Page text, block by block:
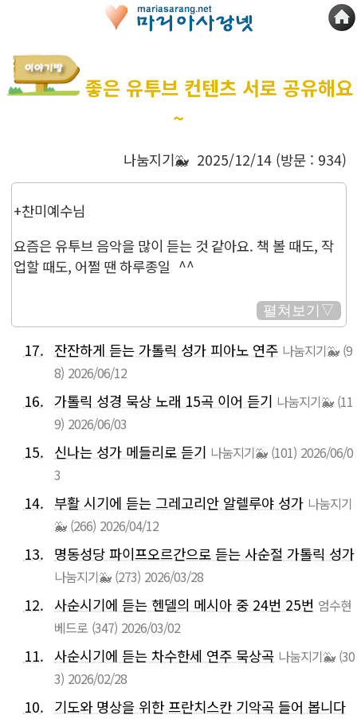
좋은 유투브 컨텐츠 서로 공유해요
~
나눔지기🐳 2025/12/14 (방문 : 934)
+찬미예수님
요즘은 유투브 음악을 많이 듣는 것 같아요. 책 볼 때도, 작
업할 때도, 어쩔 땐 하루종일 ^^
좋은 영상이나 음악 들을 수 있는 유투브 찾으시면 이 곳을
통해 서로 나누고 공유해요~
펼쳐보기▽
17. 잔잔하게 듣는 가톨릭 성가 피아노 연주 나눔지기🐳 (9
8) 2026/06/12
16. 가톨릭 성경 묵상 노래 15곡 이어 듣기 나눔지기🐳 (11
9) 2026/06/03
15. 신나는 성가 메들리로 듣기 나눔지기🐳 (101) 2026/06/0
3
14. 부활 시기에 듣는 그레고리안 알렐루야 성가 나눔지기
🐳 (266) 2026/04/12
13. 명동성당 파이프오르간으로 듣는 사순절 가톨릭 성가
나눔지기🐳 (273) 2026/03/28
12. 사순시기에 듣는 헨델의 메시아 중 24번 25번 엄수현
베드로 (347) 2026/03/02
11. 사순시기에 듣는 차수한세 연주 묵상곡 나눔지기🐳 (30
3) 2026/02/28
10. 기도와 명상을 위한 프란치스칸 기악곡 들어 봅니다